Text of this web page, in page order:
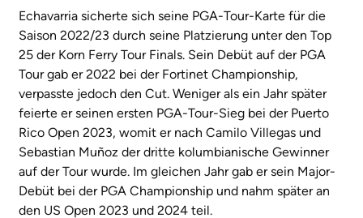
Echavarria sicherte sich seine PGA-Tour-Karte für die
Saison 2022/23 durch seine Platzierung unter den Top
25 der Korn Ferry Tour Finals. Sein Debüt auf der PGA
Tour gab er 2022 bei der Fortinet Championship,
verpasste jedoch den Cut. Weniger als ein Jahr später
feierte er seinen ersten PGA-Tour-Sieg bei der Puerto
Rico Open 2023, womit er nach Camilo Villegas und
Sebastian Muñoz der dritte kolumbianische Gewinner
auf der Tour wurde. Im gleichen Jahr gab er sein Major-
Debüt bei der PGA Championship und nahm später an
den US Open 2023 und 2024 teil.